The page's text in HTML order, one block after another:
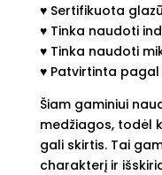
♥︎ Sertifikuota
♥︎ Tinka naudoti
♥︎ Tinka naudoti
♥︎ Patvirtinta pagal
Šiam gaminiui
medžiagos, todėl
gali skirtis. Tai
charakterį ir